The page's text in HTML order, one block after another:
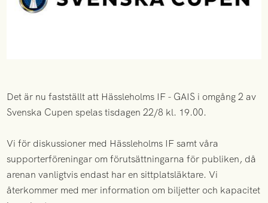
Det är nu fastställt att Hässleholms IF - GAIS i omgång 2 av
Svenska Cupen spelas tisdagen 22/8 kl. 19.00.
Vi för diskussioner med Hässleholms IF samt våra
supporterföreningar om förutsättningarna för publiken, då
arenan vanligtvis endast har en sittplatsläktare. Vi
återkommer med mer information om biljetter och kapacitet